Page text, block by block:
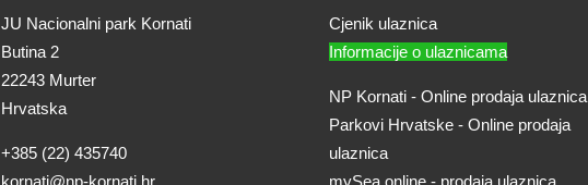
JU Nacionalni park Kornati
Butina 2
22243 Murter
Hrvatska
+385 (22) 435740
kornati@np-kornati.hr
Cjenik ulaznica
Informacije o ulaznicama
NP Kornati - Online prodaja ulaznica
Parkovi Hrvatske - Online prodaja
ulaznica
mySea online - prodaja ulaznica